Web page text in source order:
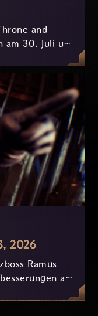
and
am 30. Juli um
2026
Ramus
an